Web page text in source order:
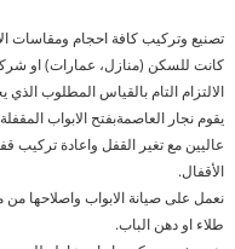
تصنيع وتركيب كافة احجام ومقاسات
كانت للسكن (منازل، عمارات) او
الالتزام التام بالقياس المطلوب الذي
يقوم نجار العاصمةبفتح الابواب
عاليين مع تغير القفل واعادة
الأقفال.
نعمل على صيانة الابواب واصلاحها
طلاء او دهن الباب.